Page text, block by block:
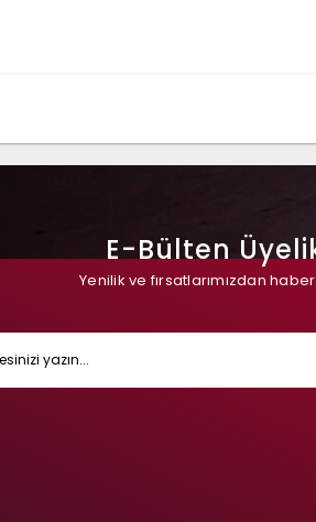
E-Bülten
Yenilik ve fırsatlarımızdan haber